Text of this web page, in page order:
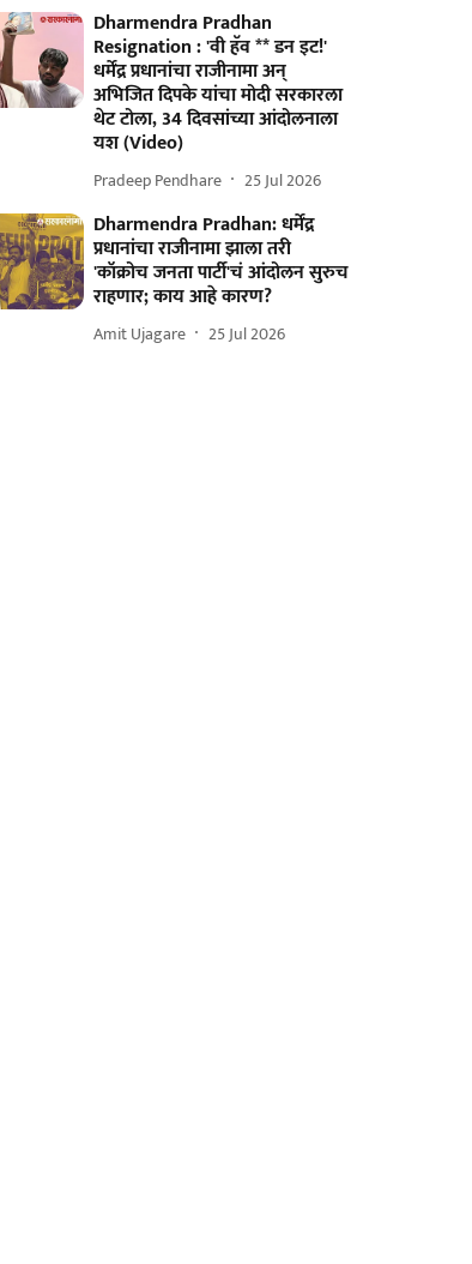
Dharmendra Pradhan
Resignation : 'वी हॅव ** डन इट!'
धर्मेंद्र प्रधानांचा राजीनामा अन्
अभिजित दिपके यांचा मोदी सरकारला
थेट टोला, 34 दिवसांच्या आंदोलनाला
यश (Video)
Pradeep Pendhare 25 Jul 2026
Dharmendra Pradhan: धर्मेंद्र
प्रधानांचा राजीनामा झाला तरी
'कॉक्रोच जनता पार्टी'चं आंदोलन सुरुच
राहणार; काय आहे कारण?
Amit Ujagare 25 Jul 2026